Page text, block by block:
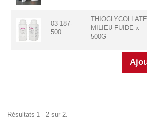
03-187-
500
THIOGLYCOLLATE
MILIEU FUIDE x
500G
Résultats 1 - 2 sur 2.